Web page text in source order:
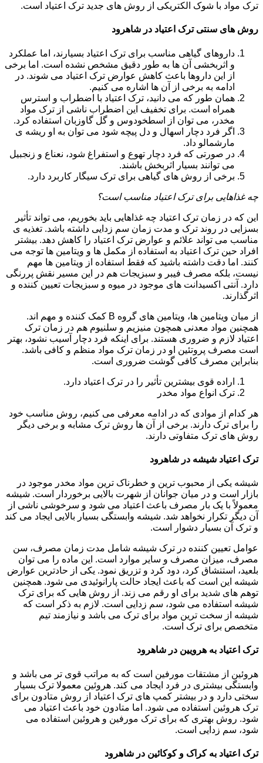
ترک مواد با شوک الکتریکی از روش های جدید ترک اعتیاد است.
روش های سنتی ترک اعتیاد در شاهرود
داروهای گیاهی مناسب برای ترک اعتیاد بسیارند، اما عملکرد
و اثربخشی آن ها به طور دقیق مشخص نشده است. اما برخی
از این داروها باعث کاهش عوارض ترک اعتیاد می شوند. در
ادامه به برخی از آن ها اشاره می کنیم.
همان طور که می دانید، ترک اعتیاد با اضطراب و استرس
همراه است. برای تخفیف این اضطراب ناشی از ترک مواد
مخدر، می توان از اسطخودوس و گل گاوزبان استفاده کرد.
اگر فرد دچار اسهال و دل پیچه شود می توان به او ریشه ی
مارشمالو داد.
در صورتی که فرد دچار تهوع و استفراغ شود، نعناع و زنجبیل
می توانند بسیار اثربخش باشند.
برخی از روش های گیاهی برای ترک سیگار کاربرد دارد.
چه غذاهایی برای ترک اعتیاد مناسب است؟
این که در زمان ترک اعتیاد چه غذاهایی باید بخوریم، می تواند تأثیر
بسزایی در روند ترک و مدت زمان سم زدایی داشته باشد. تغذیه ی
مناسب می تواند علائم و عوارض ترک اعتیاد را کاهش دهد. بیشتر
افراد حین ترک اعتیاد به استفاده از مکمل ها و ویتامین ها توجه می
کنند. اما دقت داشته باشید که فقط استفاده از ویتامین ها مهم
نیست، بلکه مصرف فیبر و سبزیجات هم در این مسیر نقش پررنگی
دارد. آنتی اکسیدانت های موجود در میوه و سبزیجات تعیین کننده و
اثرگذارند.
از میان ویتامین ها، ویتامین های گروه B کمک کننده و مهم اند.
همچنین مواد معدنی همچون منیزیم و سلنیوم هم در زمان ترک
اعتیاد لازم و ضروری هستند. برای اینکه فرد دچار آسیب نشود، بهتر
است مصرف پروتئین او در زمان ترک مواد منظم و کافی باشد.
بنابراین مصرف کافی گوشت ضروری است.
اراده قوی بیشترین تأثیر را در ترک اعتیاد دارد.
ترک انواع مواد مخدر
هر کدام از موادی که در ادامه معرفی می کنیم، روش مناسب خود
را برای ترک دارند. برخی از آن ها روش ترک مشابه و برخی دیگر
روش های ترک متفاوتی دارند.
ترک اعتیاد شیشه در شاهرود
شیشه یکی از محبوب ترین و خطرناک ترین مواد مخدر موجود در
بازار است و در میان جوانان از شهرت بالایی برخوردار است. شیشه
معمولاً با یک بار مصرف باعث اعتیاد می شود و سرخوشی ناشی از
آن دیگر تکرار نخواهد شد. شیشه وابستگی بسیار بالایی ایجاد می کند
و ترک آن بسیار دشوار است.
عوامل تعیین کننده در ترک شیشه شامل مدت زمان مصرف، سن
مصرف، میزان مصرف و سایر موارد است. این ماده را می توان
بلعید، استنشاق کرد، دود کرد و تزریق نمود. یکی از حادترین عوارض
شیشه این است که باعث ایجاد حالت پارانوئیدی می شود. همچنین
توهم های شدید برای او رقم می زند. از روش هایی که برای ترک
شیشه استفاده می شود، سم زدایی است. لازم به ذکر است که
شیشه از سخت ترین مواد برای ترک می باشد و نیازمند تیم
متخصص برای ترک است.
ترک اعتیاد به هرویین در شاهرود
هروئین از مشتقات مورفین است که به مراتب قوی تر می باشد و
وابستگی بیشتری در فرد ایجاد می کند. هروئین معمولا ترک بسیار
سختی دارد و در بیشتر کمپ های ترک اعتیاد از روش متادون برای
ترک هروئین استفاده می شود. اما متادون خود باعث اعتیاد می
شود. روش بهتری که برای ترک مورفین و هروئین استفاده می
شود، سم زدایی است.
ترک اعتیاد به کراک و کوکائین در شاهرود